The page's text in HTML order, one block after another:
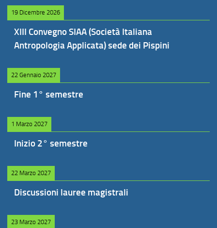
19 Dicembre 2026
XIII Convegno SIAA (Società Italiana
Antropologia Applicata) sede dei Pispini
22 Gennaio 2027
Fine 1° semestre
1 Marzo 2027
Inizio 2° semestre
22 Marzo 2027
Discussioni lauree magistrali
23 Marzo 2027